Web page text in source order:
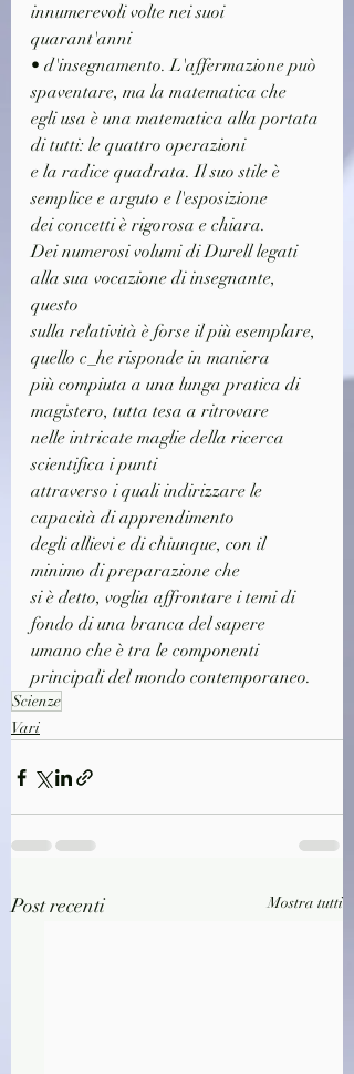
innumerevoli volte nei suoi
quarant'anni
• d'insegnamento. L'affermazione può
spaventare, ma la matematica che
egli usa è una matematica alla portata
di tutti: le quattro operazioni
e la radice quadrata. Il suo stile è
semplice e arguto e l'esposizione
dei concetti è rigorosa e chiara.
Dei numerosi volumi di Durell legati
alla sua vocazione di insegnante,
questo
sulla relatività è forse il più esemplare,
quello c_he risponde in maniera
più compiuta a una lunga pratica di
magistero, tutta tesa a ritrovare
nelle intricate maglie della ricerca
scientifica i punti
attraverso i quali indirizzare le
capacità di apprendimento
degli allievi e di chiunque, con il
minimo di preparazione che
si è detto, voglia affrontare i temi di
fondo di una branca del sapere
umano che è tra le componenti
principali del mondo contemporaneo.
Scienze
Vari
Post recenti Mostra tutti